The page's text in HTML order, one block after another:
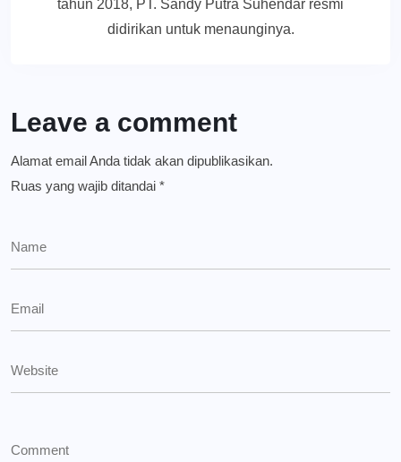
tahun 2018, PT. Sandy Putra Suhendar resmi
didirikan untuk menaunginya.
Leave a comment
Alamat email Anda tidak akan dipublikasikan.
Ruas yang wajib ditandai *